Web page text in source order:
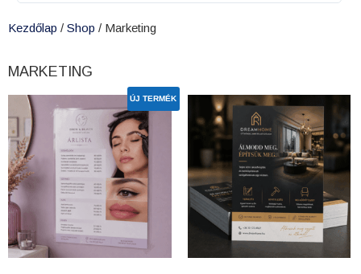
Kezdőlap / Shop / Marketing
MARKETING
ÚJ TERMÉK